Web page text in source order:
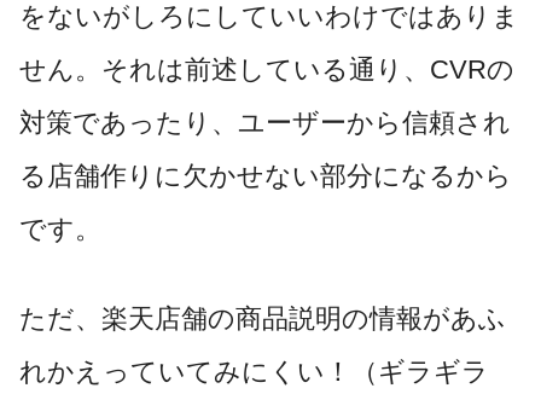
をないがしろにしていいわけではありま
せん。それは前述している通り、CVRの
対策であったり、ユーザーから信頼され
る店舗作りに欠かせない部分になるから
です。
ただ、楽天店舗の商品説明の情報があふ
れかえっていてみにくい！（ギラギラ